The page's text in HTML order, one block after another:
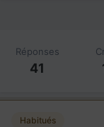
Réponses
41
Habitués